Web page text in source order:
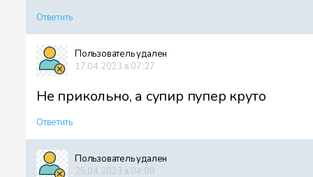
Ответить
Пользователь удален
17.04.2023 в 07:27
Не прикольно, а супир пупер круто
Ответить
Пользователь удален
25.04.2023 в 04:09